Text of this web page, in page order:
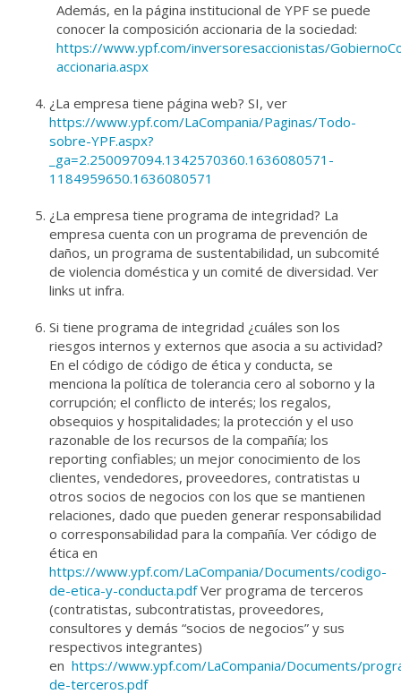
Además, en la página institucional de YPF se puede
conocer la composición accionaria de la sociedad:
https://www.ypf.com/inversoresaccionistas/
accionaria.aspx
¿La empresa tiene página web? SI, ver
https://www.ypf.com/LaCompania/Paginas/Todo-
sobre-YPF.aspx?
_ga=2.250097094.1342570360.1636080571-
1184959650.1636080571
¿La empresa tiene programa de integridad? La
empresa cuenta con un programa de prevención de
daños, un programa de sustentabilidad, un subcomité
de violencia doméstica y un comité de diversidad. Ver
links ut infra.
Si tiene programa de integridad ¿cuáles son los
riesgos internos y externos que asocia a su actividad?
En el código de código de ética y conducta, se
menciona la política de tolerancia cero al soborno y la
corrupción; el conflicto de interés; los regalos,
obsequios y hospitalidades; la protección y el uso
razonable de los recursos de la compañía; los
reporting confiables; un mejor conocimiento de los
clientes, vendedores, proveedores, contratistas u
otros socios de negocios con los que se mantienen
relaciones, dado que pueden generar responsabilidad
o corresponsabilidad para la compañía. Ver código de
ética en
https://www.ypf.com/LaCompania/Documents/codigo-
de-etica-y-conducta.pdfVer programa de terceros
(contratistas, subcontratistas, proveedores,
consultores y demás “socios de negocios” y sus
respectivos integrantes)
en https://www.ypf.com/LaCompania/Documents/
de-terceros.pdf